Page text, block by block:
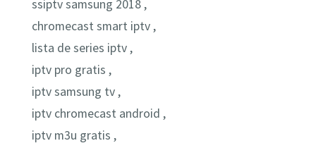
ssiptv samsung 2018 ,
chromecast smart iptv ,
lista de series iptv ,
iptv pro gratis ,
iptv samsung tv ,
iptv chromecast android ,
iptv m3u gratis ,